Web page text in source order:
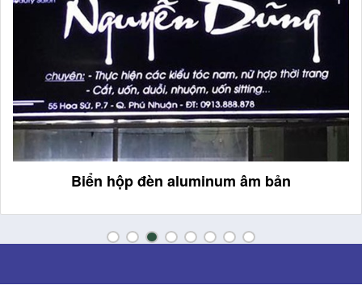
Biển hộp đèn aluminum âm bản